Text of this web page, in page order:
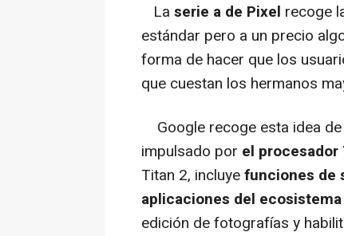
La serie a de Pixel recoge
estándar pero a un precio
forma de hacer que los
que cuestan los hermanos
Google recoge esta idea de
impulsado por el procesador
Titan 2, incluyefunciones de
aplicaciones del ecosistema
edición de fotografías y